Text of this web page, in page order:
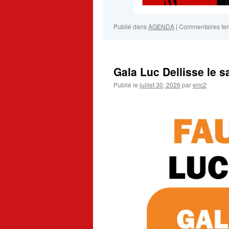
Publié dansAGENDA | Commentaires
Gala Luc Dellisse le
Publié le juillet 30, 2026 pareric2